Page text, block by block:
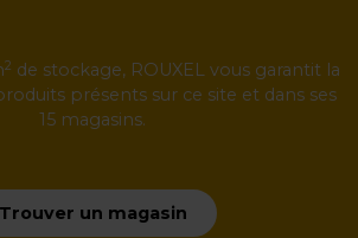
2 de stockage, ROUXEL vous garantit la
présents sur ce site et dans ses
15 magasins.
Trouver un magasin